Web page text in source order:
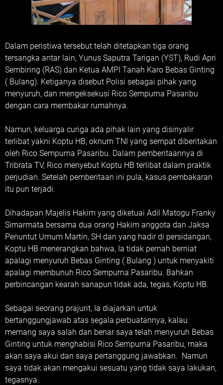
Dalam peristiwa tersebut telah ditetapkan tiga orang
tersangka antar lain, Yunus Saputra Tarigan (YST), Rudi Apri
Sembiring (RAS) dan Ketua AMPI Tanah Karo Bebas Ginting
( Bulang). Ketiganya disebut Polisi sebagai pihak yang
menyuruh, dan mengeksekusi Rico Sempurna Pasaribu
dengan cara membakar rumahnya.
Namun, keluarga curiga ada pihak lain yang disinyalir
terlibat yakni Koptu HB, oknum TNI yang sempat diberitakan
oleh Rico Sempurna Pasaribu. Dalam pemberitaannya di
Tribrata TV, Rico menyebut Koptu HB terlibat dalam praktik
perjudian. Setelah pemberitaan ini pula, kasus pembakaran
itu pun terjadi.
Dihadapan Majelis Hakim yang diketuai Adil Matogu Franky
Simarmata bersama dua orang Hakim anggota dan Jaksa
Penuntut Umum Martin, SH dan yang hadir di persidangan,
Koptu HB menerangkan bahwa, Ia tidak pernah berniat
apalagi menyuruh Bebas Ginting ( Bulang ) untuk menyakiti
apalagi membunuh Rico Sempurna Pasaribu. Bahkan
perbincangan kearah sanapun tidak ada, tegas, Koptu HB.
Sebagai seorang prajurit, Ia diajarkan untuk
bertanggungjawab atas segala perbuatannya, kalau
memang saya salah dan benar saya telah menyuruh Bebas
Ginting untuk menghabisi Rico Sempurna Pasaribu, maka
akan saya akui dan saya pertanggung jawabkan. Namun
saya tidak akan mengakui sesuatu yang tidak saya lakukan,
tegasnya.